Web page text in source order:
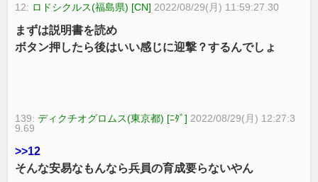
12: ロドシクルス(福島県) [CN] 2022/08/29(月) 11:59:27.30
まずは説明書を読め
ボタン押したら後はいい感じに迎撃？するんでしょ
139:ディクチオグロムス(東京都) [ﾆﾀﾞ] 2022/08/29(月) 12:27:3
9.69
>>12
そんな安易なもんなら兵員の育成要らないやん